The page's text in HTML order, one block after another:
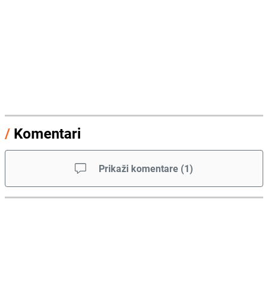
/ Komentari
Prikaži komentare (1)